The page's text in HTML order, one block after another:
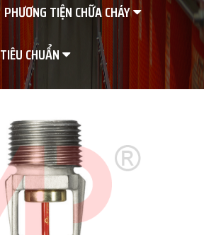
PHƯƠNG TIỆN CHỮA CHÁY
TIÊU CHUẨN